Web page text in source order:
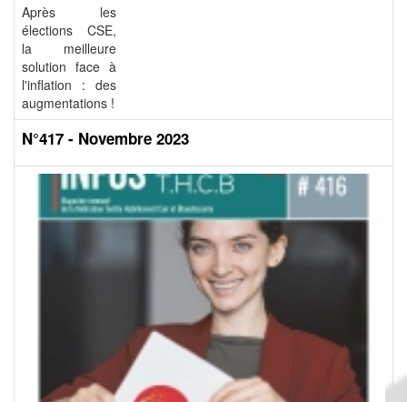
Après les
élections CSE,
la meilleure
solution face à
l'inflation : des
augmentations !
N°417 - Novembre 2023